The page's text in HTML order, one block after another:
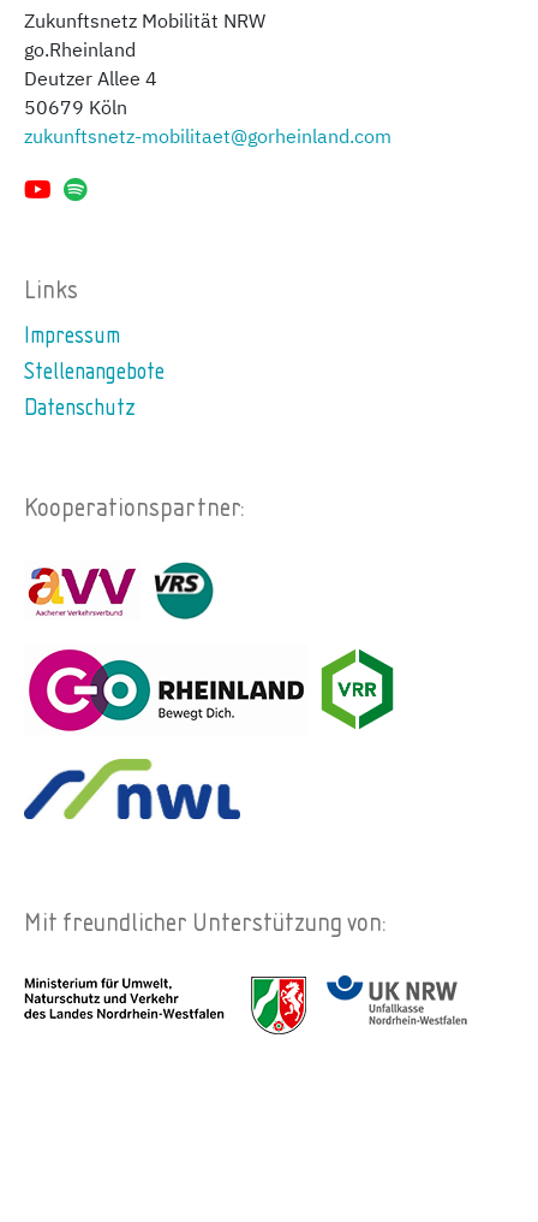
Zukunftsnetz Mobilität NRW
go.Rheinland
Deutzer Allee 4
50679 Köln
zukunftsnetz-mobilitaet@gorheinland.com
Links
Impressum
Stellenangebote
Datenschutz
Kooperationspartner:
Mit freundlicher Unterstützung von: